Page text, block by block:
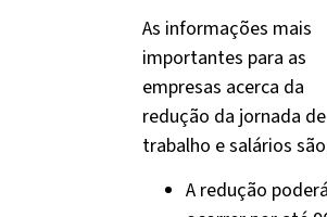
As informações mais
importantes para as
empresas acerca da
redução da jornada de
trabalho e salários
A redução poderá